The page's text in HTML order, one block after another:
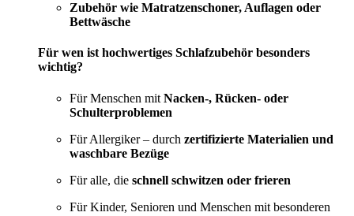
Zubehör wie Matratzenschoner, Auflagen oder
Bettwäsche
Für wen ist hochwertiges Schlafzubehör besonders
wichtig?
Für Menschen mit Nacken-, Rücken- oder
Schulterproblemen
Für Allergiker – durch zertifizierte Materialien und
waschbare Bezüge
Für alle, die schnell schwitzen oder frieren
Für Kinder, Senioren und Menschen mit besonderen